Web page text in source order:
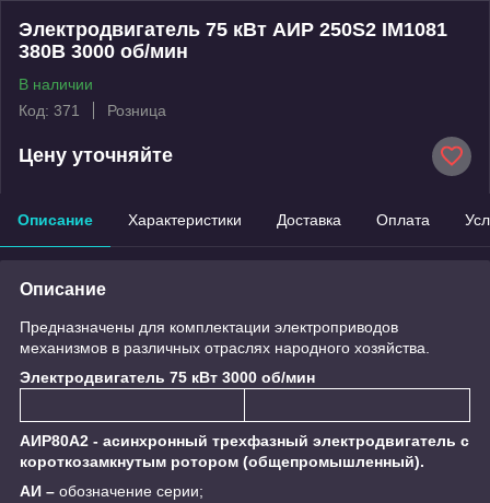
Электродвигатель 75 кВт АИР 250S2 IM1081
380B 3000 об/мин
В наличии
Код: 371
Розница
Цену уточняйте
Описание Характеристики Доставка Оплата
Описание
Предназначены для комплектации электроприводов
механизмов в различных отраслях народного хозяйства.
Электродвигатель 75 кВт 3000 об/мин
АИР80А2 - асинхронный трехфазный электродвигатель с
короткозамкнутым ротором (общепромышленный).
АИ – обозначение серии;